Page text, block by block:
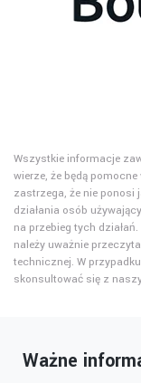
Wszystkie informacje
wierze, że będą
zastrzega, że nie ponosi
działania osób
na przebieg tych
należy uważnie
technicznej. W
skonsultować się z
Ważne